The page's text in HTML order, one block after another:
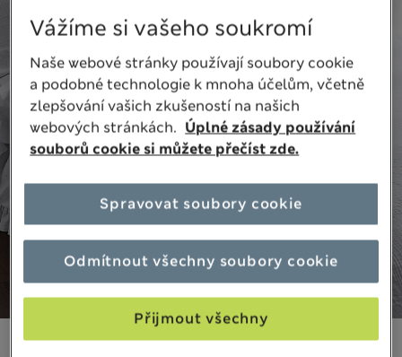
2 399,00Kč-3 199,00Kč
Vážíme si vašeho soukromí
Naše webové stránky používají soubory cookie
a podobné technologie k mnoha účelům, včetně
zlepšování vašich zkušeností na našich
webových stránkách. Úplné zásady používání
souborů cookie si můžete přečíst zde.
Odmítnout všechny soubory cookie
Přijmout všechny
Spravovat soubory cookie